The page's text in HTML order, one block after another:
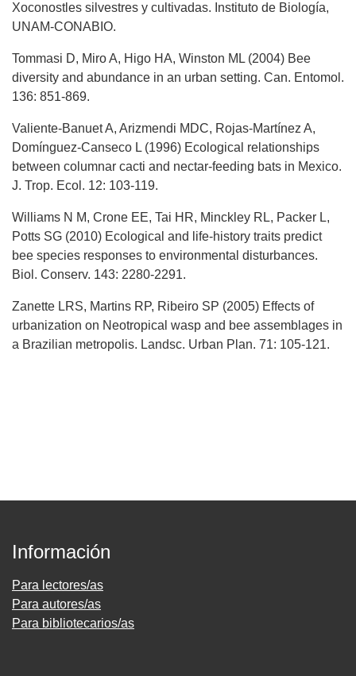
Xoconostles silvestres y cultivadas. Instituto de Biología,
UNAM-CONABIO.
Tommasi D, Miro A, Higo HA, Winston ML (2004) Bee
diversity and abundance in an urban setting. Can. Entomol.
136: 851-869.
Valiente-Banuet A, Arizmendi MDC, Rojas-Martínez A,
Domínguez-Canseco L (1996) Ecological relationships
between columnar cacti and nectar-feeding bats in Mexico.
J. Trop. Ecol. 12: 103-119.
Williams N M, Crone EE, Tai HR, Minckley RL, Packer L,
Potts SG (2010) Ecological and life-history traits predict
bee species responses to environmental disturbances.
Biol. Conserv. 143: 2280-2291.
Zanette LRS, Martins RP, Ribeiro SP (2005) Effects of
urbanization on Neotropical wasp and bee assemblages in
a Brazilian metropolis. Landsc. Urban Plan. 71: 105-121.
Información
Para lectores/as
Para autores/as
Para bibliotecarios/as